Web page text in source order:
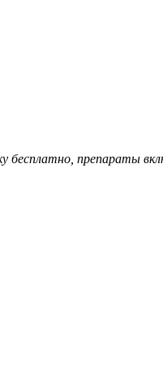
бесплатно, препараты